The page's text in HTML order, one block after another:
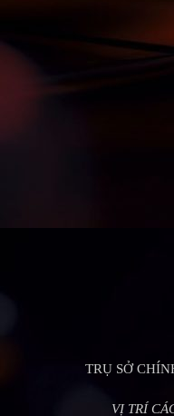
TRỤ SỞ
VỊ TRÍ